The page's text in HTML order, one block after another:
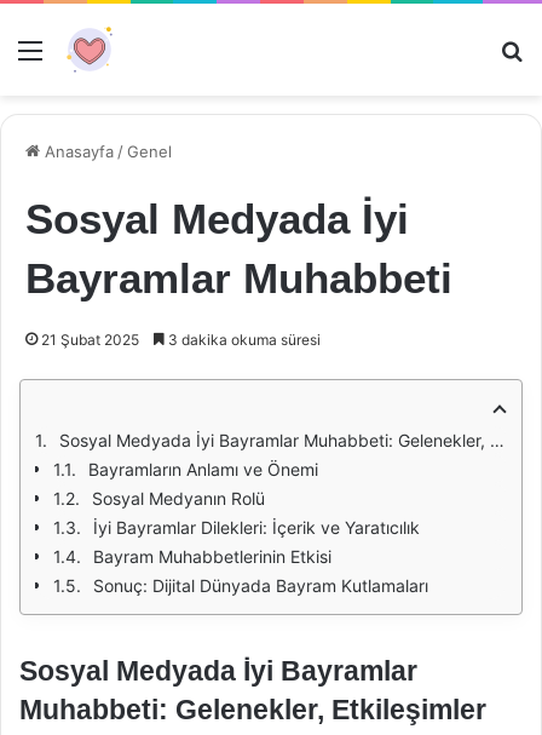
Menü
Anasayfa /Genel
Sosyal Medyada İyi
Bayramlar Muhabbeti
21 Şubat 2025 3 dakika okuma süresi
Sosyal Medyada İyi Bayramlar Muhabbeti: Gelenekler, Etkileşimler ve Dijital Dünyanın Yansımaları
Bayramların Anlamı ve Önemi
Sosyal Medyanın Rolü
İyi Bayramlar Dilekleri: İçerik ve Yaratıcılık
Bayram Muhabbetlerinin Etkisi
Sonuç: Dijital Dünyada Bayram Kutlamaları
Sosyal Medyada İyi Bayramlar
Muhabbeti: Gelenekler, Etkileşimler